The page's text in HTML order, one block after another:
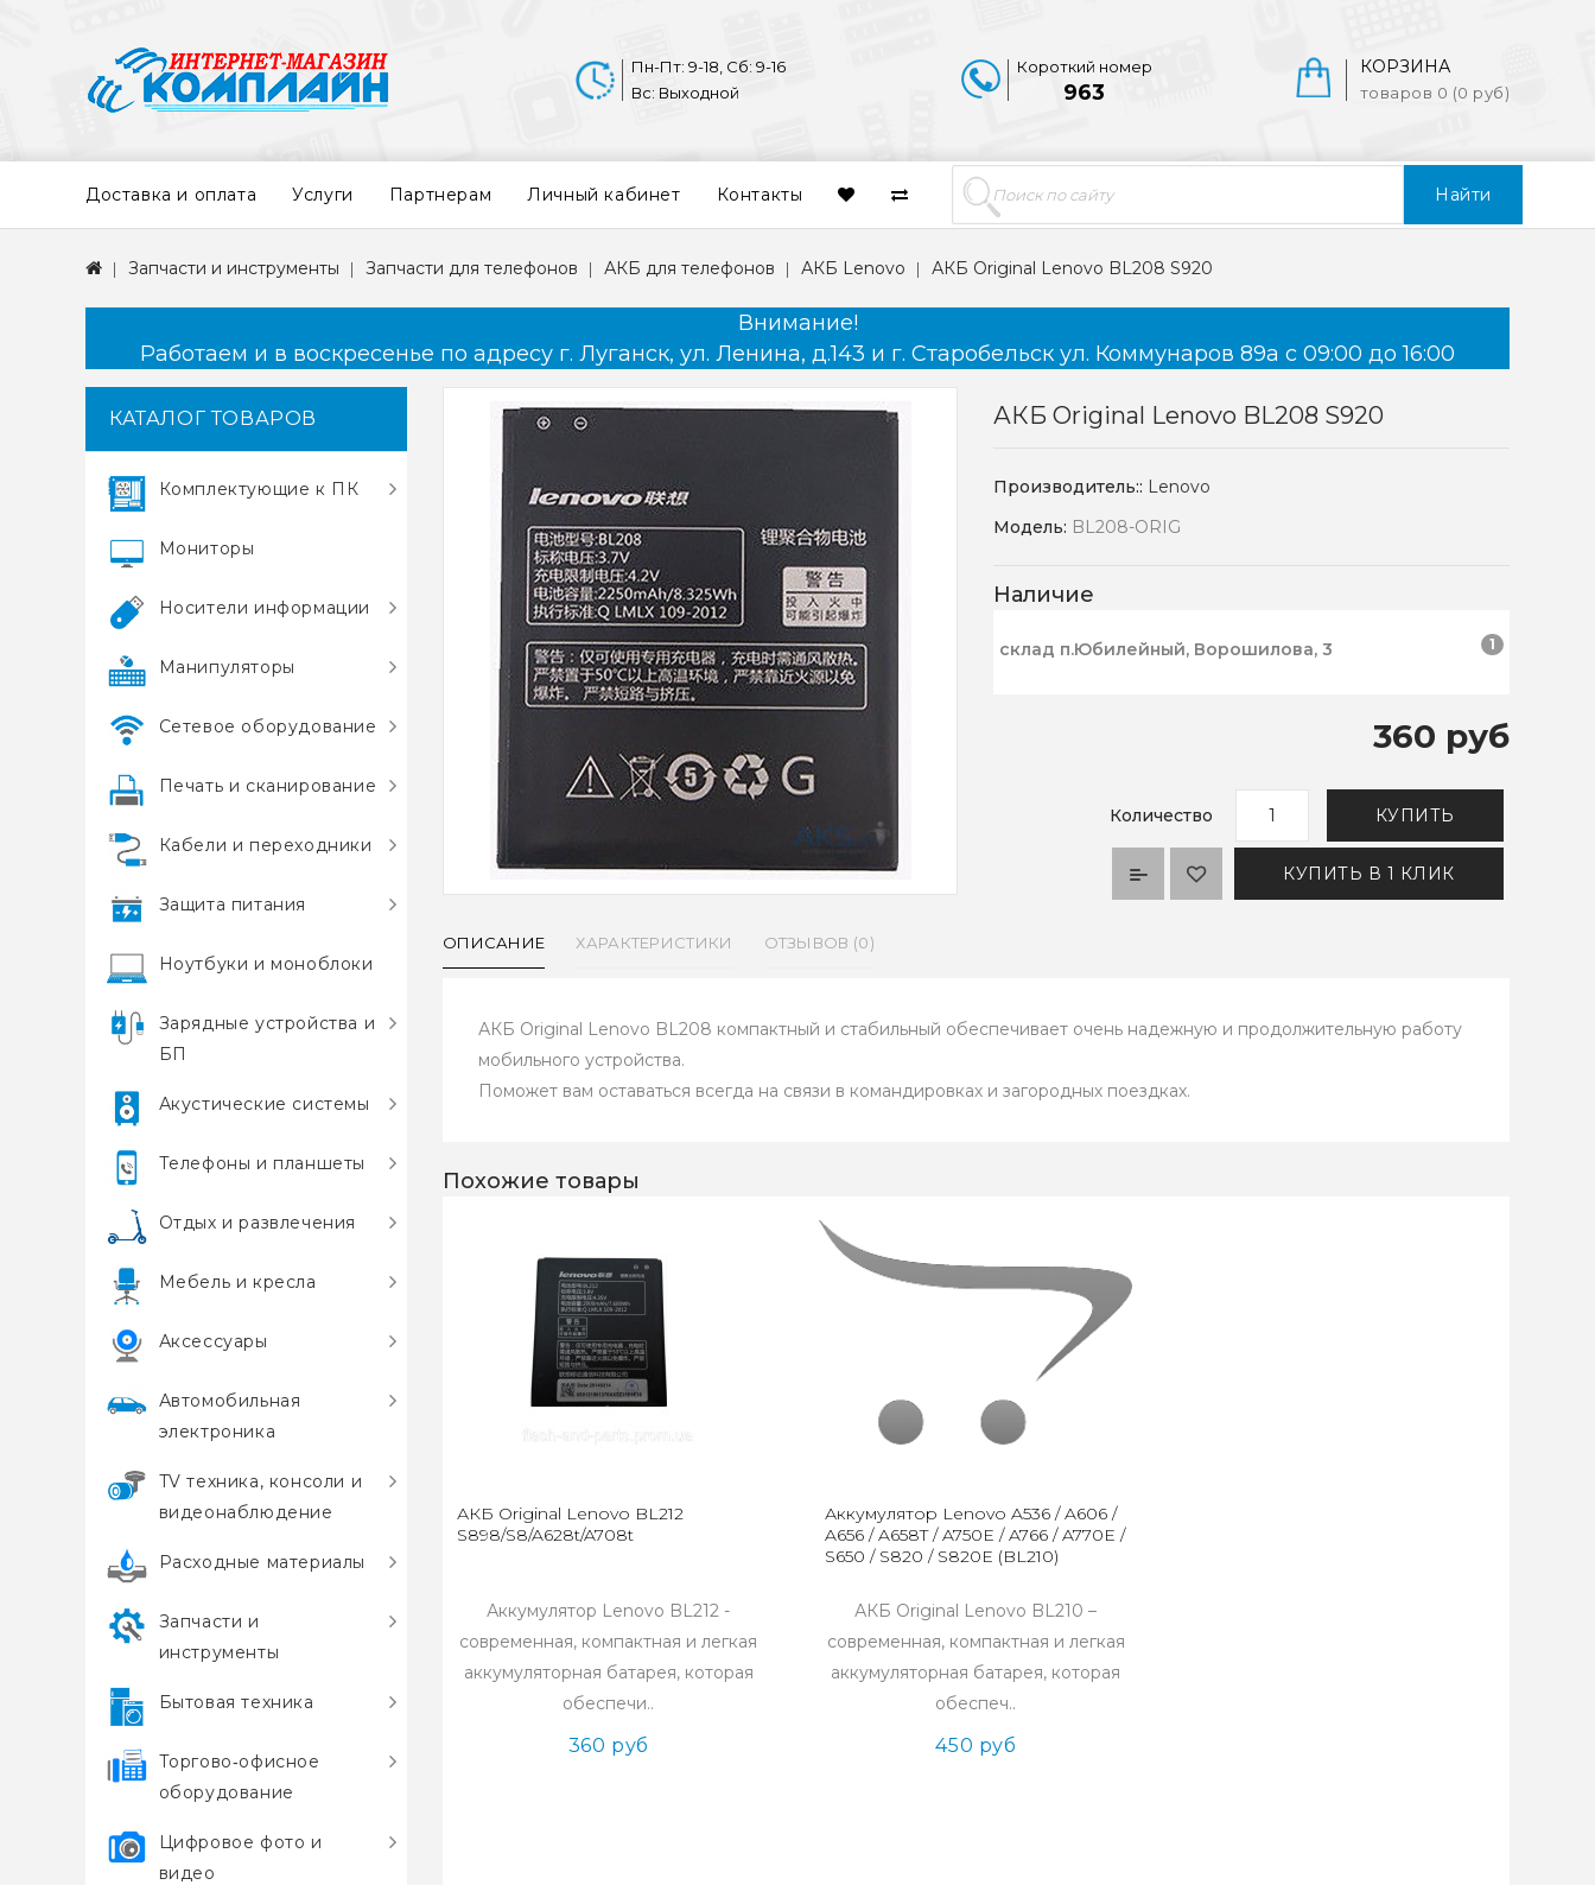
Найти
КОРЗИНА
товаров 0 (0 руб)
Короткий номер
963
Пн-Пт: 9-18, Сб: 9-16
Вс: Выходной
Доставка и оплата Услуги Партнерам Личный кабинет Контакты
Запчасти и инструменты Запчасти для телефонов АКБ для телефонов АКБ Lenovo АКБ Original Lenovo BL208 S920
Внимание!
Работаем и в воскресенье по адресу г. Луганск, ул. Ленина, д.143 и г. Старобельск ул. Коммунаров 89а с 09:00 до 16:00
КАТАЛОГ ТОВАРОВ
Комплектующие к ПК
Мониторы
Носители информации
Манипуляторы
Сетевое оборудование
Печать и сканирование
Кабели и переходники
Защита питания
Ноутбуки и моноблоки
Зарядные устройства и
БП
Акустические системы
Телефоны и планшеты
Отдых и развлечения
Мебель и кресла
Аксессуары
Автомобильная
электроника
TV техника, консоли и
видеонаблюдение
Расходные материалы
Запчасти и
инструменты
Бытовая техника
Торгово‑офисное
оборудование
Цифровое фото и
видео
АКБ Original Lenovo BL208 S920
Производитель:: Lenovo
Модель: BL208-ORIG
Наличие
склад п.Юбилейный, Ворошилова, 3 1
360 руб
Количество КУПИТЬ
КУПИТЬ В 1 КЛИК
ОПИСАНИЕ ХАРАКТЕРИСТИКИ ОТЗЫВОВ (0)
АКБ Original Lenovo BL208 компактный и стабильный обеспечивает очень надежную и продолжительную работу
мобильного устройства.
Поможет вам оставаться всегда на связи в командировках и загородных поездках.
Похожие товары
АКБ Original Lenovo BL212
S898/S8/A628t/A708t
Аккумулятор Lenovo BL212 -
современная, компактная и легкая
аккумуляторная батарея, которая
обеспечи..
360 руб
Аккумулятор Lenovo A536 / A606 /
A656 / A658T / A750E / A766 / A770E /
S650 / S820 / S820E (BL210)
АКБ Original Lenovo BL210 –
современная, компактная и легкая
аккумуляторная батарея, которая
обеспеч..
450 руб